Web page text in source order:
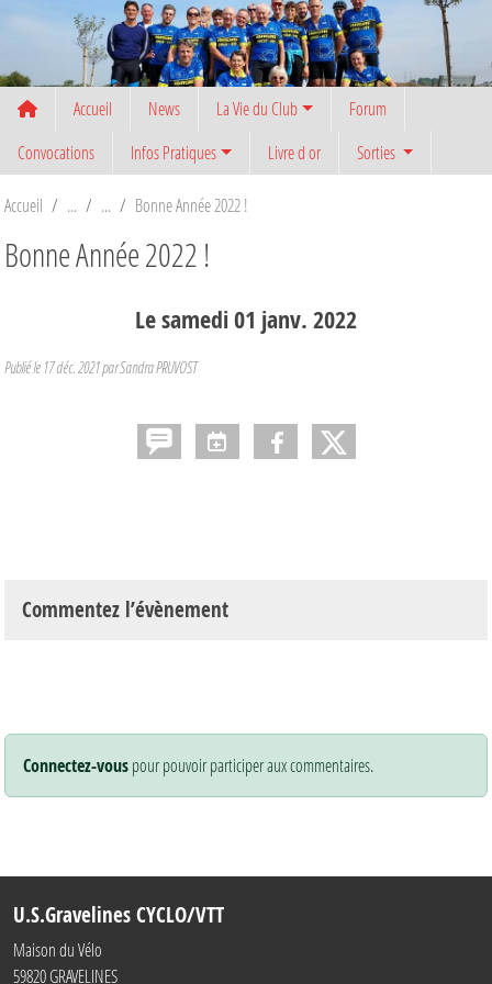
Accueil News La Vie du Club
Forum
Convocations
Infos Pratiques Livre d or Sorties
Accueil Bonne Année 2022 !
Bonne Année 2022 !
Lesamedi01 janv.2022
Publié le 17 déc. 2021parSandra PRUVOST
Commentez l’évènement
Connectez-vouspour pouvoir participer aux commentaires.
U.S.Gravelines CYCLO/VTT
Maison du Vélo
59820GRAVELINES
Panneau de gestion des cookies